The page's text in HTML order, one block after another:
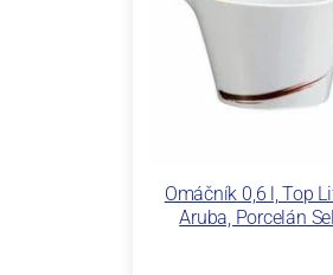
Omáčník 0,6 l, Top
Aruba, Porcelán